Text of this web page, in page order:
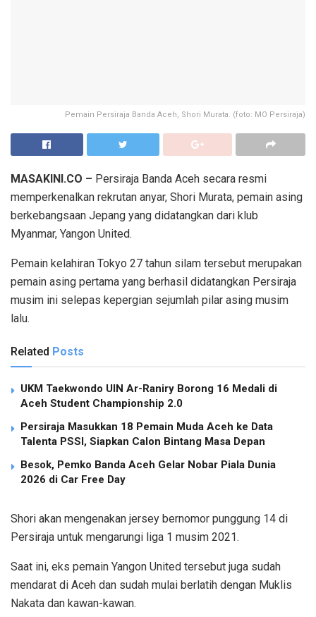
Pemain Persiraja Banda Aceh, Shori Murata. (foto: MO Persiraja)
MASAKINI.CO – Persiraja Banda Aceh secara resmi
memperkenalkan rekrutan anyar, Shori Murata, pemain asing
berkebangsaan Jepang yang didatangkan dari klub
Myanmar, Yangon United.
Pemain kelahiran Tokyo 27 tahun silam tersebut merupakan
pemain asing pertama yang berhasil didatangkan Persiraja
musim ini selepas kepergian sejumlah pilar asing musim
lalu.
Related Posts
UKM Taekwondo UIN Ar-Raniry Borong 16 Medali di
Aceh Student Championship 2.0
Persiraja Masukkan 18 Pemain Muda Aceh ke Data
Talenta PSSI, Siapkan Calon Bintang Masa Depan
Besok, Pemko Banda Aceh Gelar Nobar Piala Dunia
2026 di Car Free Day
Shori akan mengenakan jersey bernomor punggung 14 di
Persiraja untuk mengarungi liga 1 musim 2021.
Saat ini, eks pemain Yangon United tersebut juga sudah
mendarat di Aceh dan sudah mulai berlatih dengan Muklis
Nakata dan kawan-kawan.